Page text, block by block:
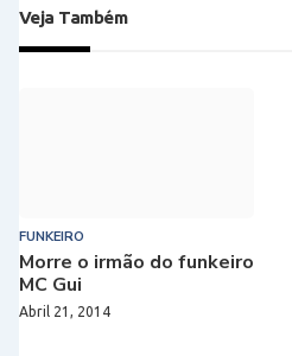
Veja Também
FUNKEIRO
Morre o irmão do funkeiro
MC Gui
Abril 21, 2014